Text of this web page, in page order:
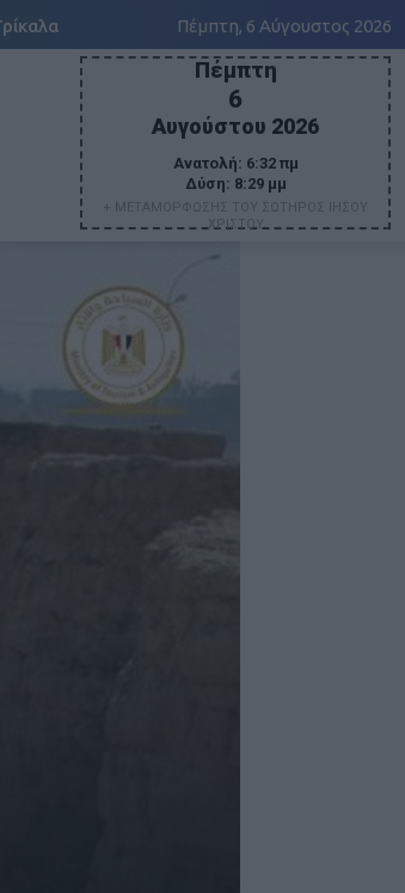
Πέμπτη, 6 Αύγουστος 2026
Πέμπτη
6
Αυγούστου 2026
Ανατολή: 6:32 πμ
Δύση: 8:29 μμ
+ ΜΕΤΑΜΟΡΦΩΣΗΣ ΤΟΥ ΣΩΤΗΡΟΣ ΙΗΣΟΥ
ΧΡΙΣΤΟΥ